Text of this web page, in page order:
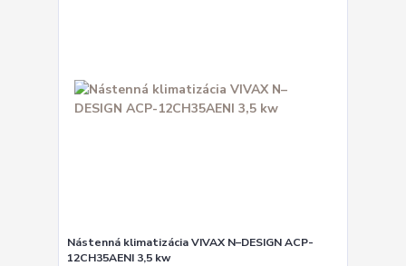
Nástenná klimatizácia VIVAX N–DESIGN ACP-
12CH35AENI 3,5 kw